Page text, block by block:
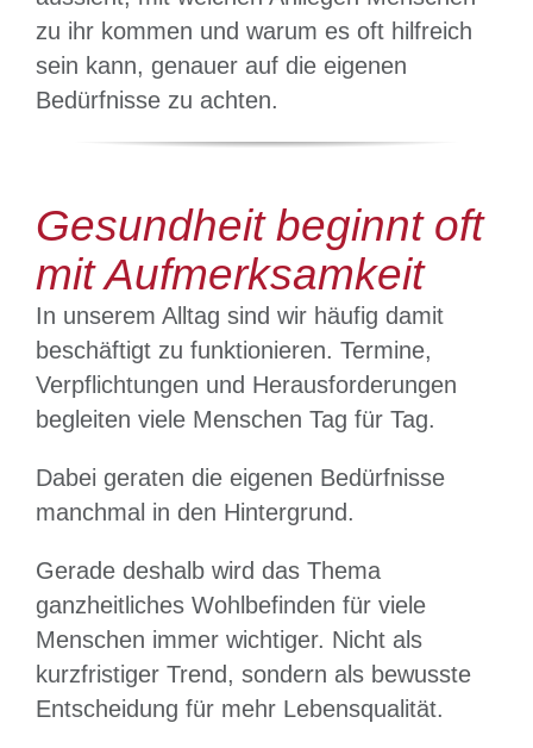
zu ihr kommen und warum es oft hilfreich
sein kann, genauer auf die eigenen
Bedürfnisse zu achten.
Gesundheit beginnt oft
mit Aufmerksamkeit
In unserem Alltag sind wir häufig damit
beschäftigt zu funktionieren. Termine,
Verpflichtungen und Herausforderungen
begleiten viele Menschen Tag für Tag.
Dabei geraten die eigenen Bedürfnisse
manchmal in den Hintergrund.
Gerade deshalb wird das Thema
ganzheitliches Wohlbefinden für viele
Menschen immer wichtiger. Nicht als
kurzfristiger Trend, sondern als bewusste
Entscheidung für mehr Lebensqualität.